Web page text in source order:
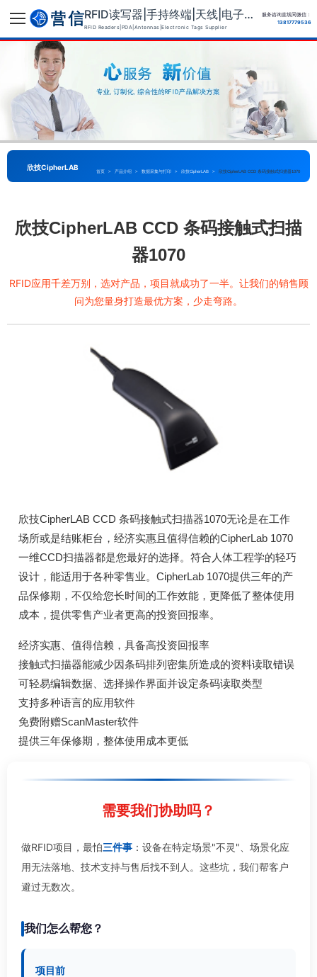
RFID读写器|手持终端|天线|电子标签供应商
RFID Readers|PDA|Antennas|Electronic Tags Supplier
服务咨询直线同微信：
13817779536
欣技CipherLAB 首页 > 产品介绍 > 数据采集与打印 > 欣技CipherLAB > 欣技CipherLAB CCD 条码接触式扫描器1070
欣技CipherLAB CCD 条码接触式扫描
器1070
RFID应用千差万别，选对产品，项目就成功了一半。让我们的销售顾
问为您量身打造最优方案，少走弯路。
欣技CipherLAB CCD 条码接触式扫描器1070无论是在工作
场所或是结账柜台，经济实惠且值得信赖的CipherLab 1070
一维CCD扫描器都是您最好的选择。符合人体工程学的轻巧
设计，能适用于各种零售业。CipherLab 1070提供三年的产
品保修期，不仅给您长时间的工作效能，更降低了整体使用
成本，提供零售产业者更高的投资回报率。
经济实惠、值得信赖，具备高投资回报率
接触式扫描器能减少因条码排列密集所造成的资料读取错误
可轻易编辑数据、选择操作界面并设定条码读取类型
支持多种语言的应用软件
免费附赠ScanMaster软件
提供三年保修期，整体使用成本更低
需要我们协助吗？
做RFID项目，最怕三件事 ：设备在特定场景"不灵"、场景化应
用无法落地、技术支持与售后找不到人。这些坑，我们帮客户
避过无数次。
我们怎么帮您？
项目前